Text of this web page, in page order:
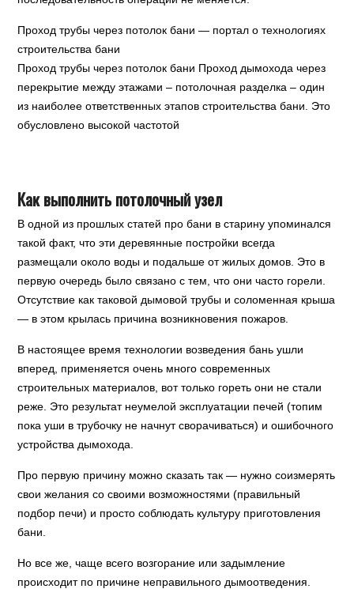
Проход трубы через потолок бани — портал о технологиях
строительства бани
Проход трубы через потолок бани Проход дымохода через
перекрытие между этажами – потолочная разделка – один
из наиболее ответственных этапов строительства бани. Это
обусловлено высокой частотой
Как выполнить потолочный узел
В одной из прошлых статей про бани в старину упоминался
такой факт, что эти деревянные постройки всегда
размещали около воды и подальше от жилых домов. Это в
первую очередь было связано с тем, что они часто горели.
Отсутствие как таковой дымовой трубы и соломенная крыша
— в этом крылась причина возникновения пожаров.
В настоящее время технологии возведения бань ушли
вперед, применяется очень много современных
строительных материалов, вот только гореть они не стали
реже. Это результат неумелой эксплуатации печей (топим
пока уши в трубочку не начнут сворачиваться) и ошибочного
устройства дымохода.
Про первую причину можно сказать так — нужно соизмерять
свои желания со своими возможностями (правильный
подбор печи) и просто соблюдать культуру приготовления
бани.
Но все же, чаще всего возгорание или задымление
происходит по причине неправильного дымоотведения.